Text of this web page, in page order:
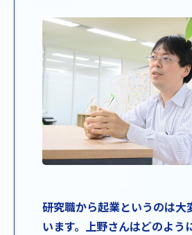
――研究職から起業というのは
います。上野さんはどのよう